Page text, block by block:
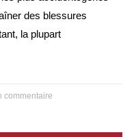
des blessures
la plupart
commentaire